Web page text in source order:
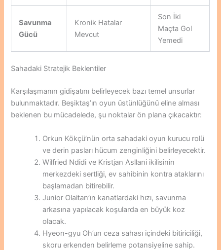
Savunma
Gücü
Kronik Hatalar
Mevcut
Son İki
Maçta Gol
Yemedi
Sahadaki Stratejik Beklentiler
Karşılaşmanın gidişatını belirleyecek bazı temel unsurlar
bulunmaktadır. Beşiktaş’ın oyun üstünlüğünü eline alması
beklenen bu mücadelede, şu noktalar ön plana çıkacaktır:
Orkun Kökçü’nün orta sahadaki oyun kurucu rolü
ve derin pasları hücum zenginliğini belirleyecektir.
Wilfried Ndidi ve Kristjan Asllani ikilisinin
merkezdeki sertliği, ev sahibinin kontra ataklarını
başlamadan bitirebilir.
Junior Olaitan’ın kanatlardaki hızı, savunma
arkasına yapılacak koşularda en büyük koz
olacak.
Hyeon-gyu Oh’un ceza sahası içindeki bitiriciliği,
skoru erkenden belirleme potansiyeline sahip.